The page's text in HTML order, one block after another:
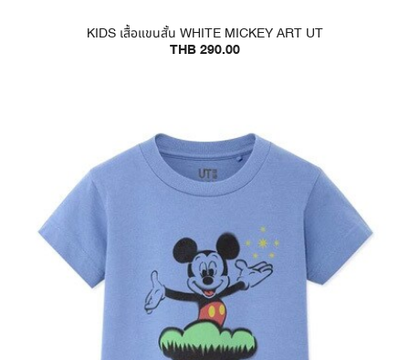
KIDS เสื้อแขนสั้น WHITE MICKEY ART UT
THB 290.00